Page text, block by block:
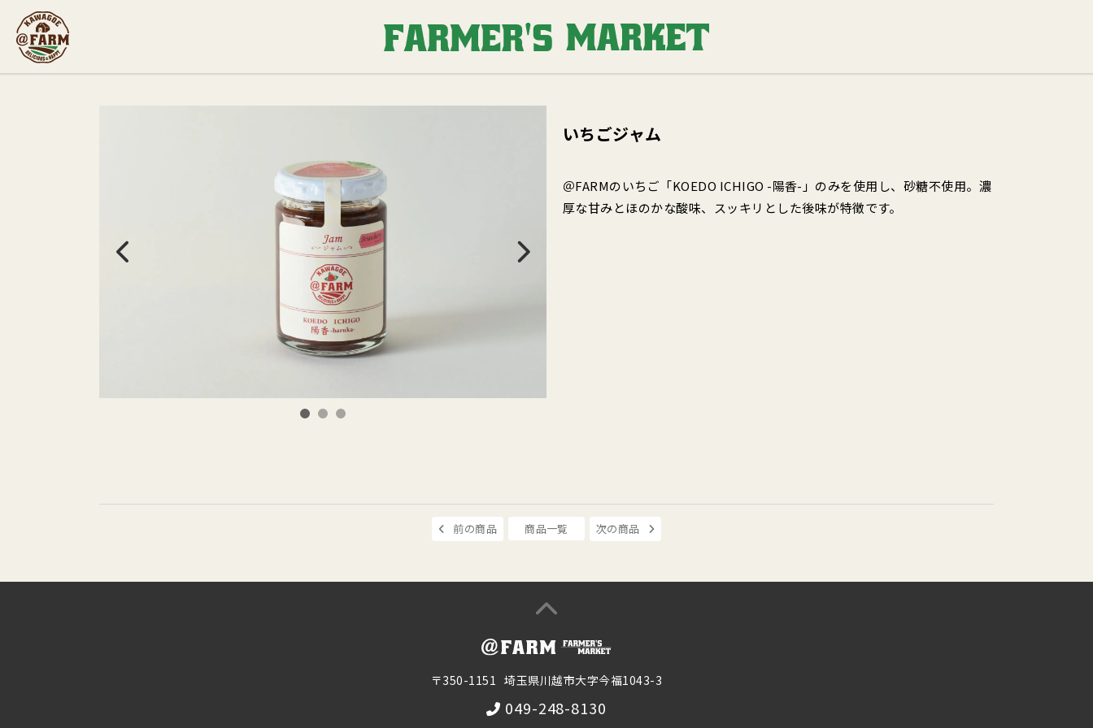
いちごジャム
＠FARMのいちご「KOEDO ICHIGO -陽香-」のみを使用し、砂糖不使用。濃
厚な甘みとほのかな酸味、スッキリとした後味が特徴です。
前の商品 商品一覧 次の商品
〒350-1151 埼玉県川越市大字今福1043-3
049-248-8130